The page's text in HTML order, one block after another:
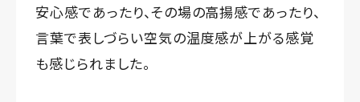
安心感であったり、その場の高揚感であったり、
言葉で表しづらい空気の温度感が上がる感覚
も感じられました。